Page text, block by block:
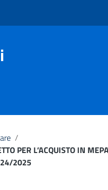
/
PER L’ACQUISTO IN
2025